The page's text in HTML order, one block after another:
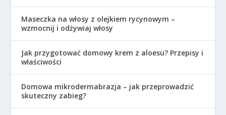
Maseczka na włosy z olejkiem rycynowym –
wzmocnij i odżywiaj włosy
Jak przygotować domowy krem z aloesu? Przepisy i
właściwości
Domowa mikrodermabrazja – jak przeprowadzić
skuteczny zabieg?